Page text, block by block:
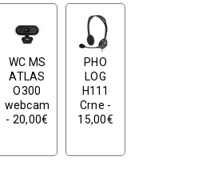
WC MS
ATLAS
O300
webcam
- 20,00€
PHO
LOG
H111
Crne -
15,00€